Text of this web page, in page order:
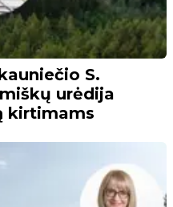
S.
urėdija
kirtimams